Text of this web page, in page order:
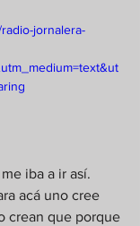
jornalera-
iba a ir así.
acá uno cree
crean que porque